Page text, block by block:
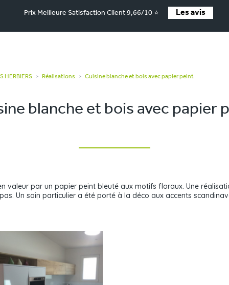
Prix Meilleure Satisfaction Client 9,66/10 ⭐ Les avis
HERBIERS > Réalisations > Cuisine blanche et bois avec papier peint
blanche et bois avec papier
valeur par un papier peint bleuté aux motifs floraux. Une
Un soin particulier a été porté à la déco aux accents